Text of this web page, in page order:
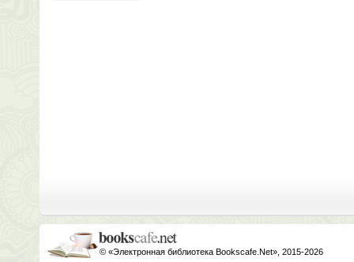
© «Электронная библиотека Bookscafe.Net», 2015-2026